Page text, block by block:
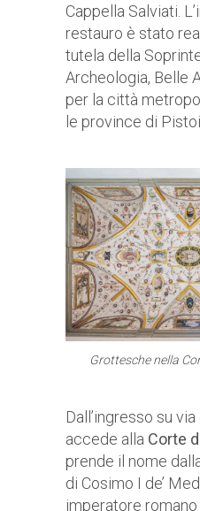
Cappella Salviati.
restauro è stato
tutela della
Archeologia, Belle
per la città
le province di
Grottesche nella
Dall’ingresso su
accede alla Corte
prende il nome
di Cosimo I de’
imperatore